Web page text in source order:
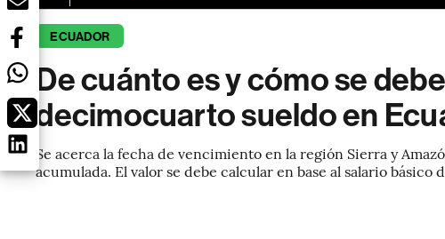
ECUADOR
De cuánto es y cómo se
decimocuarto sueldo en
Se acerca la fecha de vencimiento en la región Sierra y
acumulada. El valor se debe calcular en base al salario básico